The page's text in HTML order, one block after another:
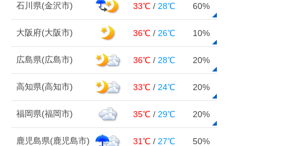
石川県(金沢市) 33℃ / 28℃ 60%
大阪府(大阪市) 36℃ / 26℃ 10%
広島県(広島市) 36℃ / 28℃ 20%
高知県(高知市) 33℃ / 24℃ 20%
福岡県(福岡市) 35℃ / 29℃ 20%
鹿児島県(鹿児島市) 31℃ / 27℃ 50%